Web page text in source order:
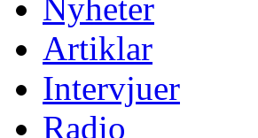
Nyheter
Artiklar
Intervjuer
Radio